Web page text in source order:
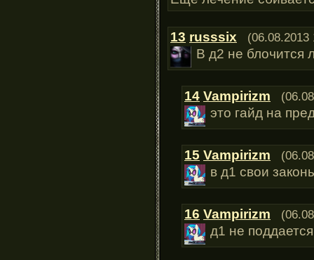
13 russsix (06.08.2013
В д2 не блочится
14 Vampirizm
это гайд на
15 Vampirizm
в д1 свои
16 Vampirizm
д1 не